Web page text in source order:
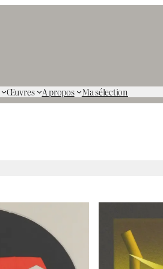
Œuvres A propos Ma sélection